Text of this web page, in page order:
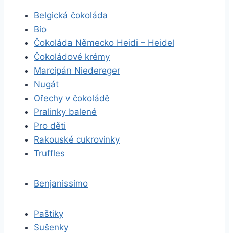
Belgická čokoláda
Bio
Čokoláda Německo Heidi – Heidel
Čokoládové krémy
Marcipán Niedereger
Nugát
Ořechy v čokoládě
Pralinky balené
Pro děti
Rakouské cukrovinky
Truffles
Benjanissimo
Paštiky
Sušenky